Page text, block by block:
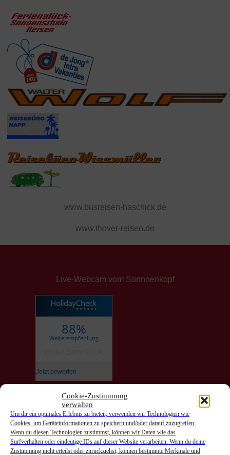
Cookie-Zustimmung
verwalten
Um dir ein optimales Erlebnis zu bieten, verwenden wir Technologien wie
Cookies, um Geräteinformationen zu speichern und/oder darauf zuzugreifen.
Wenn du diesen Technologien zustimmst, können wir Daten wie das
Surfverhalten oder eindeutige IDs auf dieser Website verarbeiten. Wenn du deine
Zustimmung nicht erteilst oder zurückziehst, können bestimmte Merkmale und
www.busreisen-haschick.de
www.thover-reisen.de
Live-Webcam vom Sonnnenkopf
88%
Weiterempfehlung
Jetzt bewerten
Abreise